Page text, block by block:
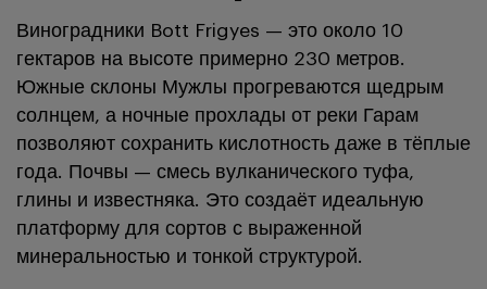
Виноградники Bott Frigyes — это около 10
гектаров на высоте примерно 230 метров.
Южные склоны Мужлы прогреваются щедрым
солнцем, а ночные прохлады от реки Гарам
позволяют сохранить кислотность даже в тёплые
года. Почвы — смесь вулканического туфа,
глины и известняка. Это создаёт идеальную
платформу для сортов с выраженной
минеральностью и тонкой структурой.